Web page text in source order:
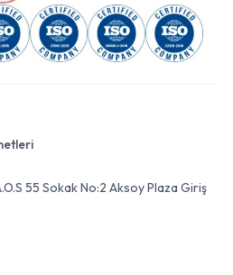
55 Sokak No:2 Aksoy Plaza Giriş